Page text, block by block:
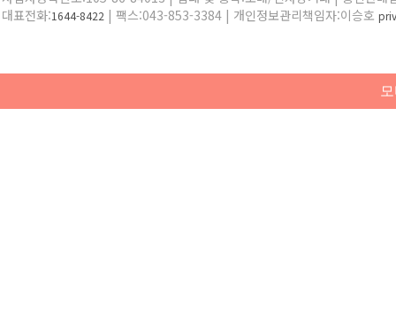
대표전화:1644-8422 | 팩스:043-853-3384 | 개인정보관리책임자:이승호